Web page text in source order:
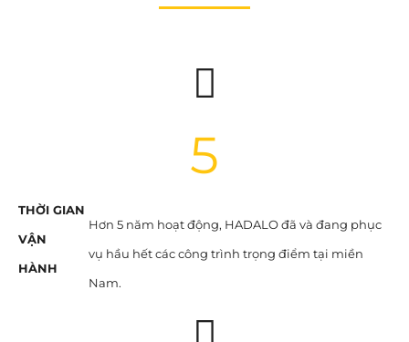
THỜI GIAN
VẬN
HÀNH
Hơn 5 năm hoạt động, HADALO đã và đang phục
vụ hầu hết các công trình trọng điểm tại miền
Nam.
5